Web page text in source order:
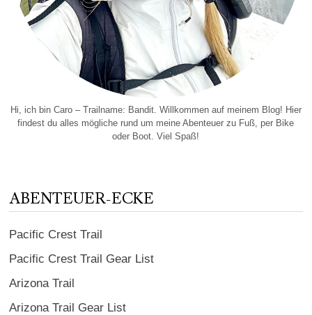
Hi, ich bin Caro – Trailname: Bandit. Willkommen auf meinem Blog! Hier
findest du alles mögliche rund um meine Abenteuer zu Fuß, per Bike
oder Boot. Viel Spaß!
ABENTEUER-ECKE
Pacific Crest Trail
Pacific Crest Trail Gear List
Arizona Trail
Arizona Trail Gear List